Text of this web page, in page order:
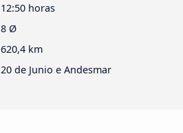
12:50 horas
8 Ø
620,4 km
20 de Junio e Andesmar